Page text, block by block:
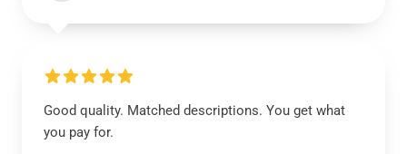
Good quality. Matched descriptions. You get what
you pay for.